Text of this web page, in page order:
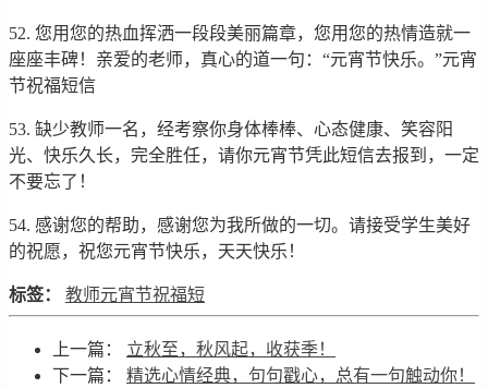
52. 您用您的热血挥洒一段段美丽篇章，您用您的热情造就一
座座丰碑！亲爱的老师，真心的道一句：“元宵节快乐。”元宵
节祝福短信
53. 缺少教师一名，经考察你身体棒棒、心态健康、笑容阳
光、快乐久长，完全胜任，请你元宵节凭此短信去报到，一定
不要忘了！
54. 感谢您的帮助，感谢您为我所做的一切。请接受学生美好
的祝愿，祝您元宵节快乐，天天快乐！
标签： 教师元宵节祝福短
上一篇： 立秋至，秋风起，收获季！
下一篇： 精选心情经典，句句戳心，总有一句触动你！